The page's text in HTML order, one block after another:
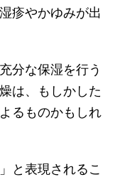
疹やかゆみが出
分な保湿を行う
は、もしかした
るものかもしれ
と表現されるこ